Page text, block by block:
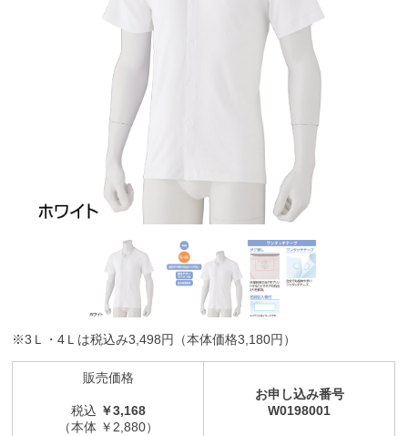
※3Ｌ・4Ｌは税込み3,498円（本体価格3,180円）
販売価格
税込 ￥3,168
（本体 ￥2,880）
お申し込み番号
W0198001